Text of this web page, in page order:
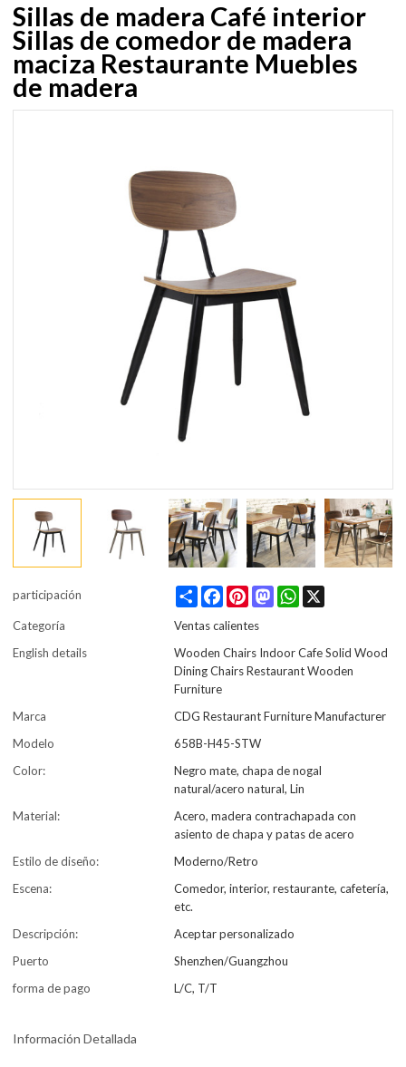
Sillas de madera Café interior
Sillas de comedor de madera
maciza Restaurante Muebles
de madera
participación Share FacebookPinterestMastodonWhatsApp
Categoría
Ventas calientes
English details
Wooden Chairs Indoor Cafe Solid Wood
Dining Chairs Restaurant Wooden
Furniture
Marca
CDG Restaurant Furniture Manufacturer
Modelo
658B-H45-STW
Color:
Negro mate, chapa de nogal
natural/acero natural, Lin
Material:
Acero, madera contrachapada con
asiento de chapa y patas de acero
Estilo de diseño:
Moderno/Retro
Escena:
Comedor, interior, restaurante, cafetería,
etc.
Descripción:
Aceptar personalizado
Puerto
Shenzhen/Guangzhou
forma de pago
L/C, T/T
Información Detallada